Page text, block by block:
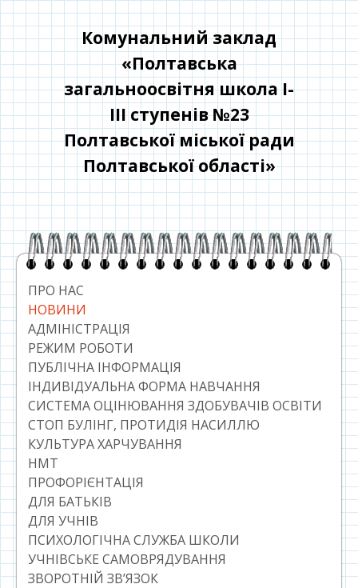
до
контенту
Комунальний заклад
«Полтавська
загальноосвітня школа І-
ІІІ ступенів №23
Полтавської міської ради
Полтавської області»
Головний
сайдбар
ПРО НАС
НОВИНИ
АДМІНІСТРАЦІЯ
РЕЖИМ РОБОТИ
ПУБЛІЧНА ІНФОРМАЦІЯ
ІНДИВІДУАЛЬНА ФОРМА НАВЧАННЯ
СИСТЕМА ОЦІНЮВАННЯ ЗДОБУВАЧІВ ОСВІТИ
СТОП БУЛІНГ, ПРОТИДІЯ НАСИЛЛЮ
КУЛЬТУРА ХАРЧУВАННЯ
НМТ
ПРОФОРІЄНТАЦІЯ
ДЛЯ БАТЬКІВ
ДЛЯ УЧНІВ
ПСИХОЛОГІЧНА СЛУЖБА ШКОЛИ
УЧНІВСЬКЕ САМОВРЯДУВАННЯ
ЗВОРОТНІЙ ЗВ’ЯЗОК